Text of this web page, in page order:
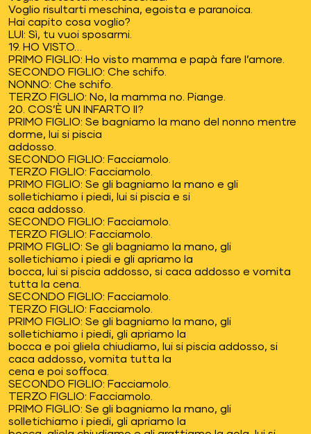
Voglio risultarti meschina, egoista e paranoica.
Hai capito cosa voglio?
LUI: Sì, tu vuoi sposarmi.
19. HO VISTO…
PRIMO FIGLIO: Ho visto mamma e papà fare l’amore.
SECONDO FIGLIO: Che schifo.
NONNO: Che schifo.
TERZO FIGLIO: No, la mamma no. Piange.
20. COS’È UN INFARTO II?
PRIMO FIGLIO: Se bagniamo la mano del nonno mentre
dorme, lui si piscia
addosso.
SECONDO FIGLIO: Facciamolo.
TERZO FIGLIO: Facciamolo.
PRIMO FIGLIO: Se gli bagniamo la mano e gli
solletichiamo i piedi, lui si piscia e si
caca addosso.
SECONDO FIGLIO: Facciamolo.
TERZO FIGLIO: Facciamolo.
PRIMO FIGLIO: Se gli bagniamo la mano, gli
solletichiamo i piedi e gli apriamo la
bocca, lui si piscia addosso, si caca addosso e vomita
tutta la cena.
SECONDO FIGLIO: Facciamolo.
TERZO FIGLIO: Facciamolo.
PRIMO FIGLIO: Se gli bagniamo la mano, gli
solletichiamo i piedi, gli apriamo la
bocca e poi gliela chiudiamo, lui si piscia addosso, si
caca addosso, vomita tutta la
cena e poi soffoca.
SECONDO FIGLIO: Facciamolo.
TERZO FIGLIO: Facciamolo.
PRIMO FIGLIO: Se gli bagniamo la mano, gli
solletichiamo i piedi, gli apriamo la